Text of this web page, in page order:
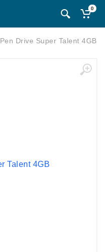
0
Pen Drive Super Talent 4GB